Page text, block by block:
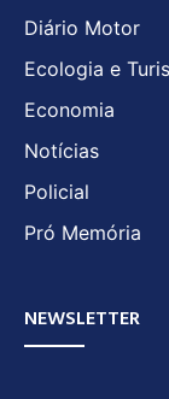
Diário Motor
Ecologia e
Economia
Notícias
Policial
Pró Memória
NEWSLETTER